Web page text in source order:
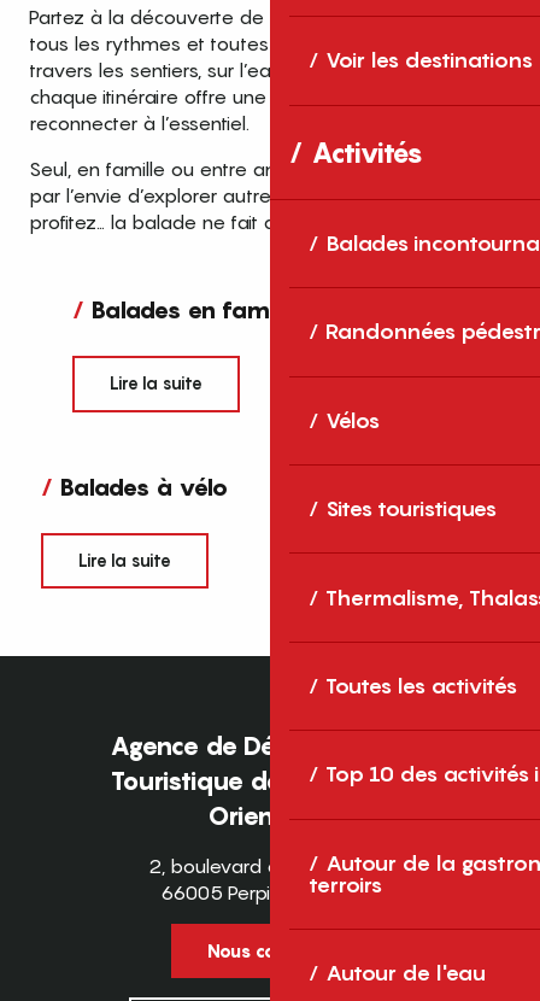
Voir les destinations
Activités
Balades
Randonnées
Vélos
Sites touristiques
Thermalisme,
Toutes les activités
Top 10 des activités
Autour de la
terroirs
Autour de l'eau
Partez à la découverte de balades pensées pour
tous les rythmes et toutes les envies. Que ce soit à
travers les sentiers, sur l’eau ou en pleine nature,
chaque itinéraire offre une parenthèse pour se
reconnecter à l’essentiel.
Seul, en famille ou entre amis, laissez-vous guider
par l’envie d’explorer autrement. Respirez, avancez,
profitez… la balade ne fait que commencer.
Balades en famille
Lire la suite
Balades à vélo
Lire la suite
Agence de Développement
Touristique des Pyrénées-
Orientales
2, boulevard des Pyrénées
66005 Perpignan Cedex
Nous contacter